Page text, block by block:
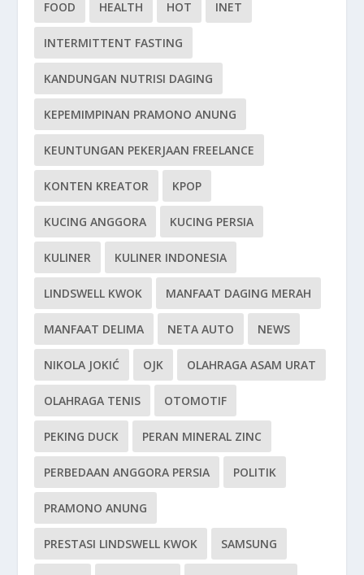
FOOD HEALTH HOT INET
INTERMITTENT FASTING
KANDUNGAN NUTRISI DAGING
KEPEMIMPINAN PRAMONO ANUNG
KEUNTUNGAN PEKERJAAN FREELANCE
KONTEN KREATOR KPOP
KUCING ANGGORA KUCING PERSIA
KULINER KULINER INDONESIA
LINDSWELL KWOK MANFAAT DAGING MERAH
MANFAAT DELIMA NETA AUTO NEWS
NIKOLA JOKIĆ OJK OLAHRAGA ASAM URAT
OLAHRAGA TENIS OTOMOTIF
PEKING DUCK PERAN MINERAL ZINC
PERBEDAAN ANGGORA PERSIA POLITIK
PRAMONO ANUNG
PRESTASI LINDSWELL KWOK SAMSUNG